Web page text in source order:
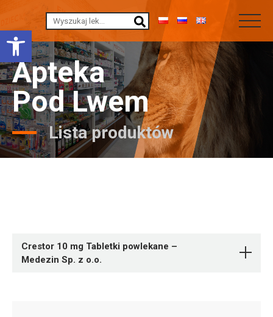
Otwórz pasek narzędzi
Apteka
Pod Lwem
Lista produktów
Crestor 10 mg Tabletki powlekane –
Medezin Sp. z o.o.